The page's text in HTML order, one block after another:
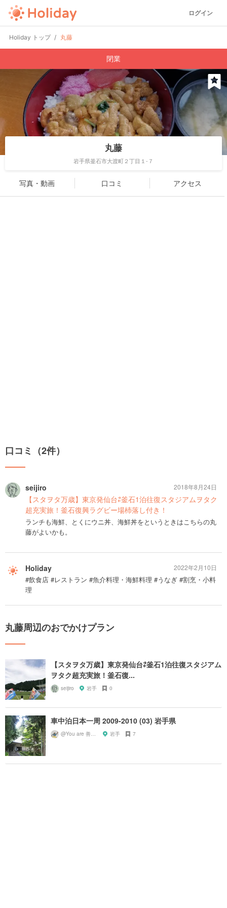
ログイン
Holiday トップ 丸藤
閉業
丸藤
岩手県釜石市大渡町２丁目１-７
写真・動画 口コミ アクセス
口コミ（2件）
seijiro
【スタヲタ万歳】東京発仙台⇄釜石1泊往復スタジアムヲタク
超充実旅！釜石復興ラグビー場杮落し付き！
ランチも海鮮、とくにウニ丼、海鮮丼をというときはこちらの丸
藤がよいかも。
2018年8月24日
Holiday
#飲食店 #レストラン #魚介料理・海鮮料理 #うなぎ #割烹・小料
理
2022年2月10日
丸藤周辺のおでかけプラン
【スタヲタ万歳】東京発仙台⇄釜石1泊往復スタジアム
ヲタク超充実旅！釜石復...
seijiro 岩手 0
車中泊日本一周 2009-2010 (03) 岩手県
岩手 7